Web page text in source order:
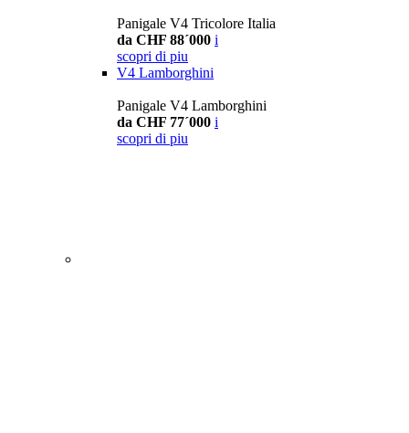
Panigale V4 Tricolore Italia
da CHF 88´000 i
scopri di piu
V4 Lamborghini
Panigale V4 Lamborghini
da CHF 77´000 i
scopri di piu